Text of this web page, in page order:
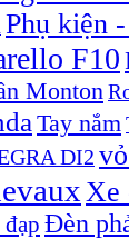
Phụ kiện
F10
Monton
Tay nắm
DI2
Xe
Đèn